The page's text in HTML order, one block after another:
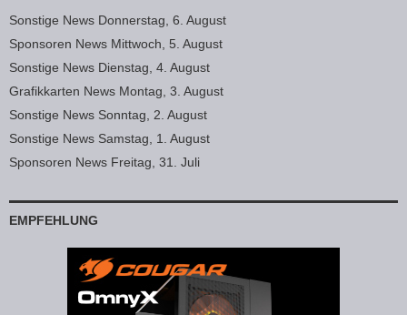
Sonstige News Donnerstag, 6. August
Sponsoren News Mittwoch, 5. August
Sonstige News Dienstag, 4. August
Grafikkarten News Montag, 3. August
Sonstige News Sonntag, 2. August
Sonstige News Samstag, 1. August
Sponsoren News Freitag, 31. Juli
EMPFEHLUNG